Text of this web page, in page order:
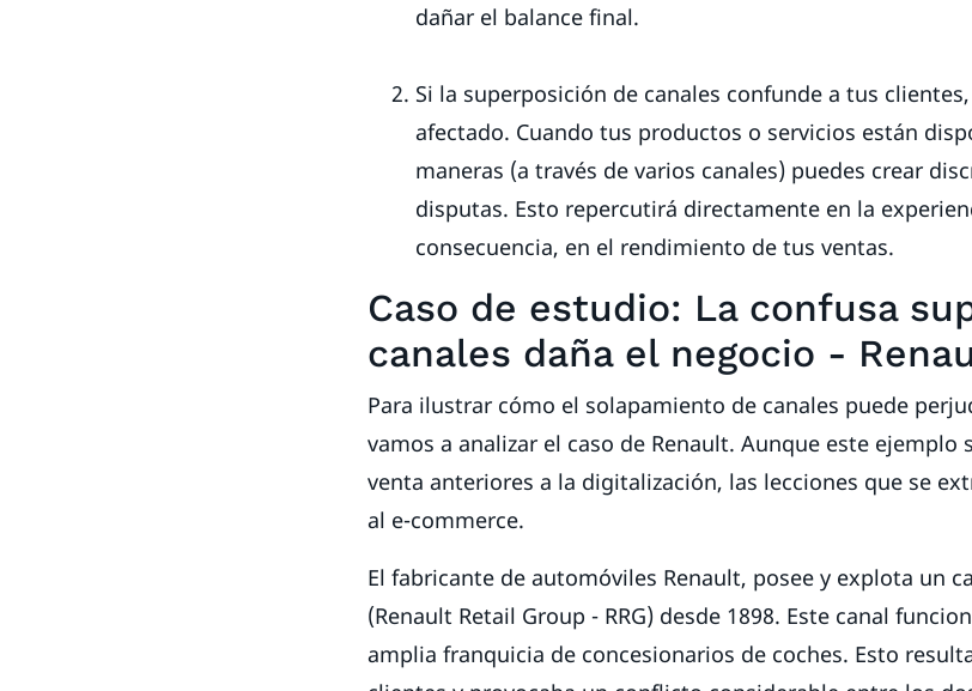
dañar el balance final.
Si la superposición de canales confunde a tus
afectado. Cuando tus productos o servicios están
maneras (a través de varios canales) puedes crear
disputas. Esto repercutirá directamente en la
consecuencia, en el rendimiento de tus ventas.
Caso de estudio: La confusa
canales daña el negocio -
Para ilustrar cómo el solapamiento de canales puede
vamos a analizar el caso de Renault. Aunque este ejemplo
venta anteriores a la digitalización, las lecciones que se
al e-commerce.
El fabricante de automóviles Renault, posee y explota un
(Renault Retail Group - RRG) desde 1898. Este canal
amplia franquicia de concesionarios de coches. Esto